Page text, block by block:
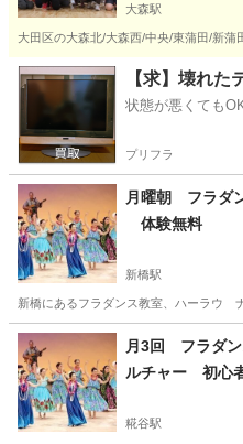
大森駅
大田区の大森北/大森西/中央/東蒲田/新
東京 大田区 大森駅 ズンバ
【求】壊れた
状態が悪くても
プリフラ
月曜朝 フラダ
体験無料
新橋駅
新橋にあるフラダンス教室、ハーラウ
東京 港区 新橋駅 フラダンス
フラダンス 無料
月3回 フラダ
ルチャー 初心
糀谷駅